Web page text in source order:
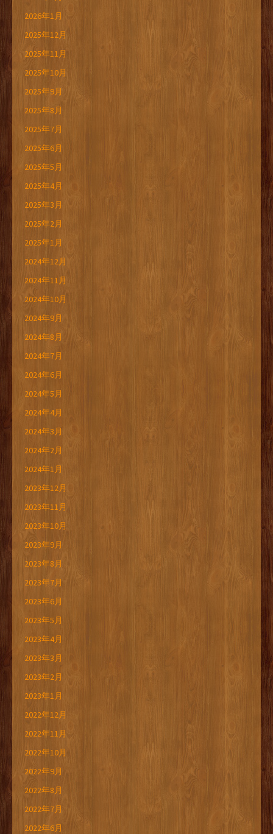
2026年1月
2025年12月
2025年11月
2025年10月
2025年9月
2025年8月
2025年7月
2025年6月
2025年5月
2025年4月
2025年3月
2025年2月
2025年1月
2024年12月
2024年11月
2024年10月
2024年9月
2024年8月
2024年7月
2024年6月
2024年5月
2024年4月
2024年3月
2024年2月
2024年1月
2023年12月
2023年11月
2023年10月
2023年9月
2023年8月
2023年7月
2023年6月
2023年5月
2023年4月
2023年3月
2023年2月
2023年1月
2022年12月
2022年11月
2022年10月
2022年9月
2022年8月
2022年7月
2022年6月